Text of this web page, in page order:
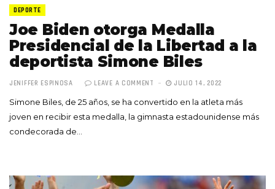
DEPORTE
Joe Biden otorga Medalla
Presidencial de la Libertad a la
deportista Simone Biles
JENIFFER ESPINOSA LEAVE A COMMENT JULIO 14, 2022
Simone Biles, de 25 años, se ha convertido en la atleta más
joven en recibir esta medalla, la gimnasta estadounidense más
condecorada de…